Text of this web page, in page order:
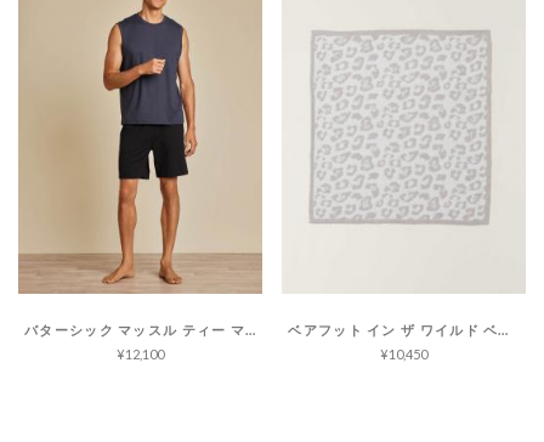
バターシック マッスル ティー マリブコレクション
¥12,100
ベアフット イン ザ ワイルド ベビー ブランケット コージーシック
¥10,450